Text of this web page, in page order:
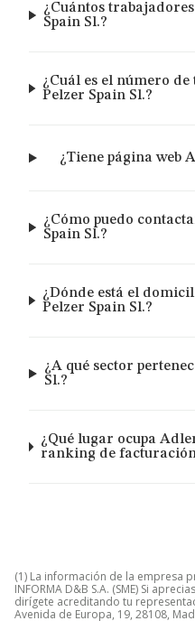
¿Cuántos
Spain Sl.?
¿Cuál es el número
Pelzer Spain Sl.?
¿Tiene página web
¿Cómo puedo
Spain Sl.?
¿Dónde está el
Pelzer Spain Sl.?
¿A qué sector
Sl.?
¿Qué lugar ocupa
ranking de
(1) La información de la empresa
INFORMA D&B S.A. (SME) Si
dirígete acreditando tu
Avenida de Europa, 19, 28108,